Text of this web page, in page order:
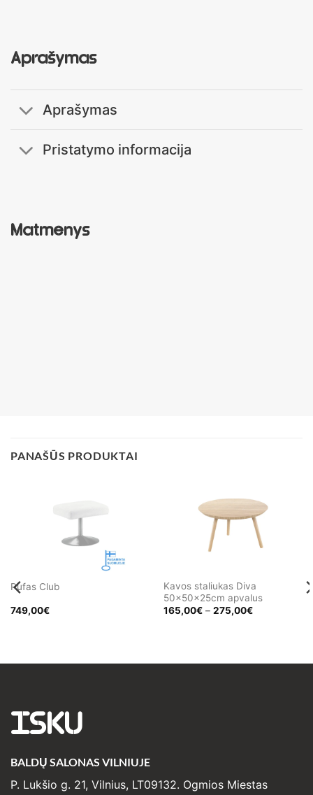
Matmenys
Aprašymas
Aprašymas
Pristatymo informacija
PANAŠŪS PRODUKTAI
Pufas Club
749,00€
Kavos staliukas Diva
50x50x25cm apvalus
165,00€ – 275,00€Price
ISKU
BALDŲ SALONAS VILNIUJE
P. Lukšio g. 21, Vilnius, LT09132. Ogmios Miestas